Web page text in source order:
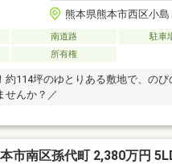
熊本県熊本市西区小島
南道路
駐車
所有権
約114坪のゆとりある敷地で、のび
せんか？／
市南区孫代町 2,380万円